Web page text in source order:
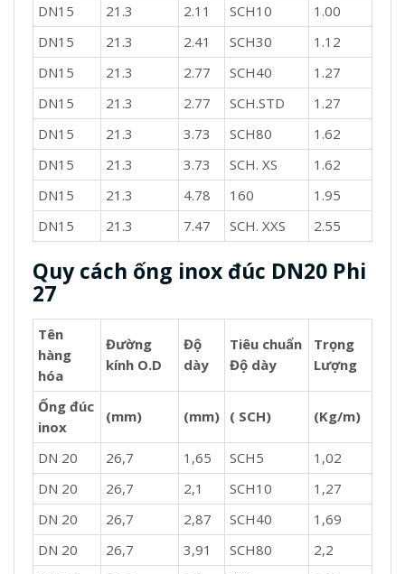
DN15 21.3 2.11 SCH10
1.00
DN15
21.3 2.41 SCH30
1.12
DN15
21.3 2.77 SCH40
1.27
DN15
21.3 2.77 SCH.STD
1.27
DN15
21.3 3.73 SCH80
1.62
DN15
21.3 3.73 SCH. XS
1.62
DN15
21.3 4.78 160
1.95
DN15
21.3 7.47 SCH. XXS 2.55
Quy cách ống inox đúc DN20 Phi
27
Tên
hàng
hóa
Đường
kính O.D
Độ
dày
Tiêu chuẩn
Độ dày
Trọng
Lượng
Ống đúc
inox
(mm) (mm) ( SCH) (Kg/m)
DN 20 26,7 1,65 SCH5
1,02
DN 20
26,7 2,1 SCH10
1,27
DN 20
26,7 2,87 SCH40
1,69
DN 20
26,7 3,91 SCH80
2,2